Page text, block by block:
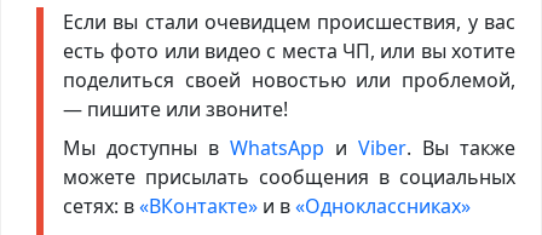
Если вы стали очевидцем происшествия, у вас
есть фото или видео с места ЧП, или вы хотите
поделиться своей новостью или проблемой,
— пишите или звоните!
Мы доступны в WhatsApp иViber. Вы также
можете присылать сообщения в социальных
сетях: в«ВКонтакте»и в«Одноклассниках»